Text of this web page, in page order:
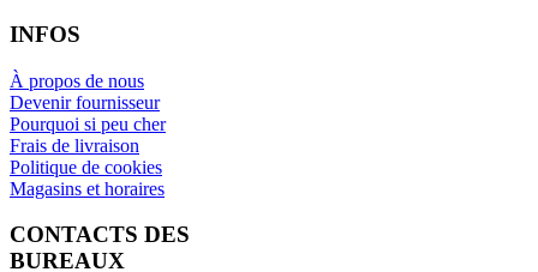
INFOS
À propos de nous
Devenir fournisseur
Pourquoi si peu cher
Frais de livraison
Politique de cookies
Magasins et horaires
CONTACTS DES
BUREAUX